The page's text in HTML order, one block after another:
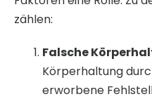
zählen:
Falsche
Körperhaltung
erworbene